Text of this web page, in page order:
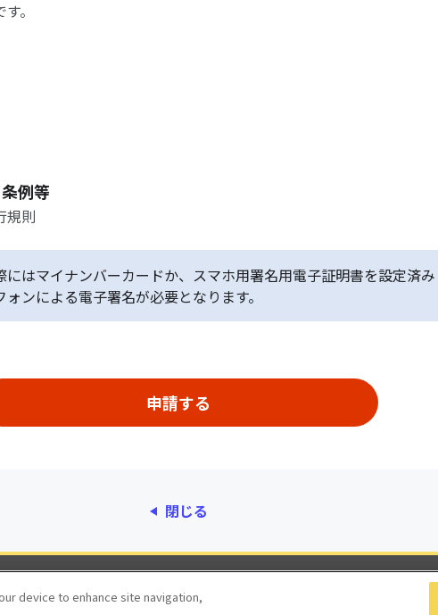
。
例等
規則
にはマイナンバーカードか、スマホ用署名用電子証明書を設定済み
ンによる電子署名が必要となります。
閉じる
動作環境 個人情報保護 利用規約 アクセシビリティ
device to enhance site navigation,